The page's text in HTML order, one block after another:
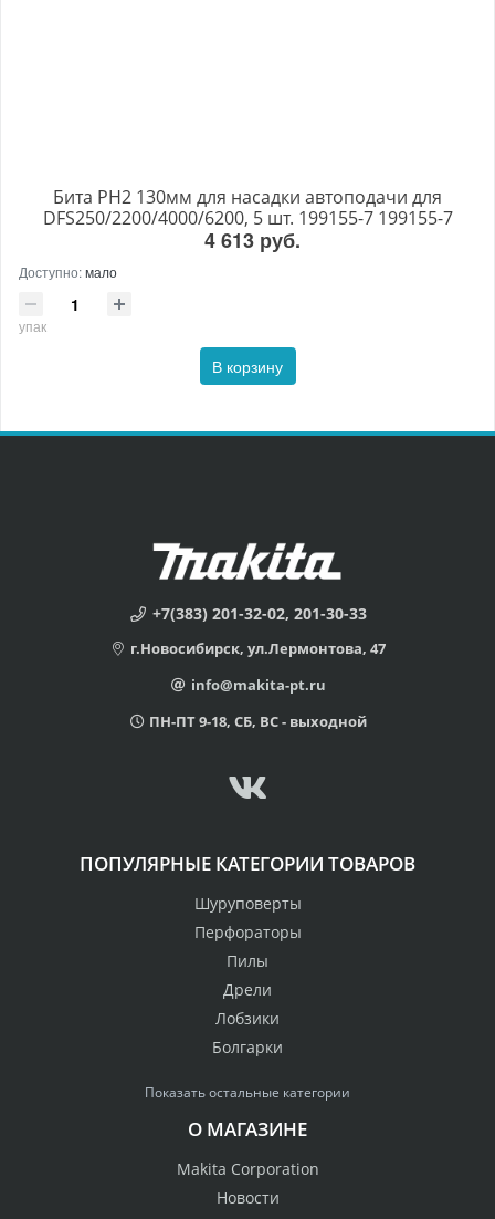
Бита PH2 130мм для насадки автоподачи для
DFS250/2200/4000/6200, 5 шт. 199155-7 199155-7
4 613 руб.
Доступно:мало
упак
В корзину
+7(383) 201-32-02, 201-30-33
г.Новосибирск, ул.Лермонтова, 47
info@makita-pt.ru
ПН-ПТ 9-18, СБ, ВС - выходной
ПОПУЛЯРНЫЕ КАТЕГОРИИ ТОВАРОВ
Шуруповерты
Перфораторы
Пилы
Дрели
Лобзики
Болгарки
Показать остальные категории
О МАГАЗИНЕ
Makita Corporation
Новости